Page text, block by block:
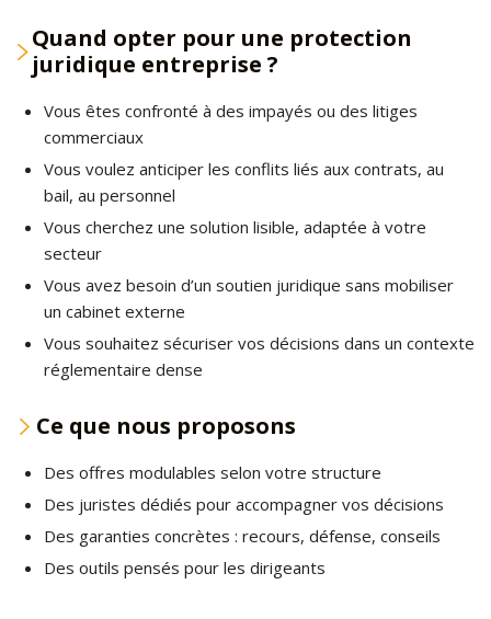
Quand opter pour une protection
juridique entreprise ?
Vous êtes confronté à des impayés ou des litiges
commerciaux
Vous voulez anticiper les conflits liés aux contrats, au
bail, au personnel
Vous cherchez une solution lisible, adaptée à votre
secteur
Vous avez besoin d’un soutien juridique sans mobiliser
un cabinet externe
Vous souhaitez sécuriser vos décisions dans un contexte
réglementaire dense
Ce que nous proposons
Des offres modulables selon votre structure
Des juristes dédiés pour accompagner vos décisions
Des garanties concrètes : recours, défense, conseils
Des outils pensés pour les dirigeants